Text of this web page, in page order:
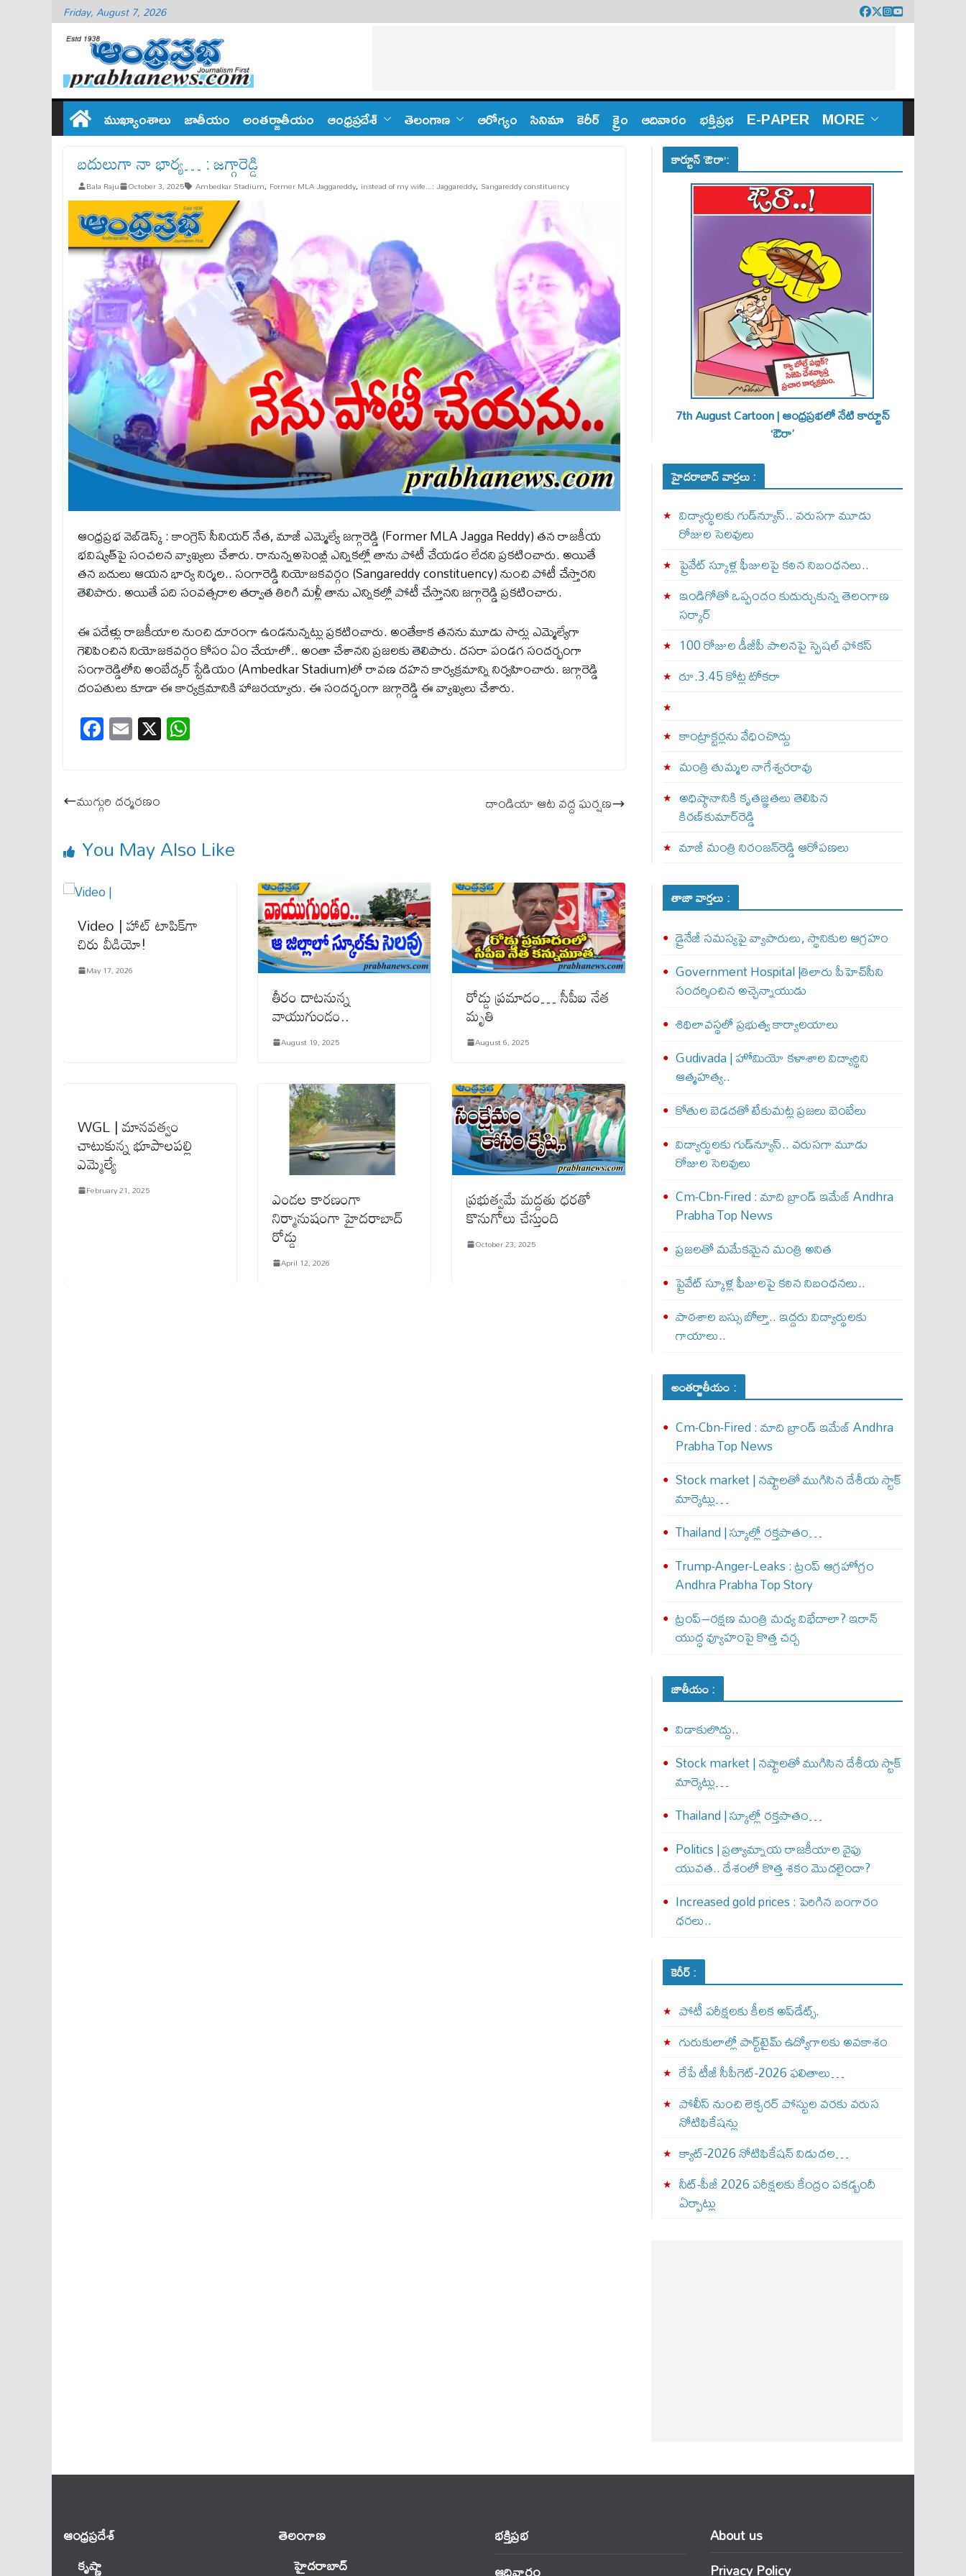
Friday, August 7, 2026
ముఖ్యాంశాలు జాతీయం అంతర్జాతీయం ఆంధ్ర‌ప్ర‌దేశ్ తెలంగాణ‌ ఆరోగ్యం సినిమా కెరీర్ క్రైం ఆదివారం భక్తిప్రభ E-PAPER MORE
బ‌దులుగా నా భార్య… : జ‌గ్గారెడ్డి
Bala Raju October 3, 2025 Ambedkar Stadium, Former MLA Jaggareddy, instead of my wife...: Jaggareddy, Sangareddy constituency
ఆంధ్ర‌ప్ర‌భ వెబ్‌డెస్క్ : కాంగ్రెస్ సీనియర్ నేత, మాజీ ఎమ్మెల్యే జగ్గారెడ్డి (Former MLA Jagga Reddy) త‌న రాజ‌కీయ
భ‌విష్య‌త్‌పై సంచలన వ్యాఖ్యలు చేశారు. రానున్నఅసెంబ్లీ ఎన్నికల్లో తాను పోటీ చేయడం లేదని ప్రకటించారు. అయితే
త‌న బదులు ఆయన భార్య నిర్మల.. సంగారెడ్డి నియోజ‌క‌వ‌ర్గం (Sangareddy constituency) నుంచి పోటీ చేస్తారని
తెలిపారు. అయితే పది సంవత్సరాల తర్వాత తిరిగి మళ్లీ తాను ఎన్నికల్లో పోటీ చేస్తానని జగ్గారెడ్డి ప్రకటించారు.
ఈ పదేళ్లు రాజకీయాల నుంచి దూరంగా ఉండనున్నట్లు ప్రకటించారు. అంతేకాక తనను మూడు సార్లు ఎమ్మెల్యేగా
గెలిపించిన నియోజకవర్గం కోసం ఏం చేయాలో.. అంతా చేశానని ప్రజలకు తెలిపారు. దసరా పండగ సందర్భంగా
సంగారెడ్డిలోని అంబేద్కర్ స్టేడియం (Ambedkar Stadium)లో రావ‌ణ‌ దహన కార్యక్రమాన్ని నిర్వహించారు. జగ్గారెడ్డి
దంపతులు కూడా ఈ కార్యక్రమానికి హాజరయ్యారు. ఈ సందర్భంగా జగ్గారెడ్డి ఈ వ్యాఖ్య‌లు చేశారు.
Fa
ce
ok
E
m
X
ముగ్గురి ద‌ర్మ‌ర‌ణం దాండియా ఆట వద్ద ఘ‌ర్ష‌ణ‌
You May Also Like
Video | హాట్ టాపిక్‌గా
చిరు వీడియో!
May 17, 2026
తీరం దాటనున్న
వాయుగుండం..
August 19, 2025
రోడ్డు ప్రమాదం… సీపీఐ నేత
మృతి
August 6, 2025
WGL | మానవత్వం
చాటుకున్న భూపాలపల్లి
ఎమ్మెల్యే
February 21, 2025 ఎండల కారణంగా
నిర్మానుషంగా హైదరాబాద్
రోడ్డు
April 12, 2026
ప్రభుత్వమే మద్దతు ధరతో
కొనుగోలు చేస్తుంది
October 23, 2025
కార్టూన్ ‘ఔరా’:
7th August Cartoon | ఆంధ్రప్రభలో నేటి కార్టూన్
‘ఔరా’
హైదరాబాద్ వార్తలు :
విద్యార్థులకు గుడ్‌న్యూస్.. వరుసగా మూడు
రోజుల సెలవులు
ప్రైవేట్ స్కూళ్ల ఫీజులపై కఠిన నిబంధనలు..
ఇండిగోతో ఒప్పందం కుదుర్చుకున్న తెలంగాణ
స‌ర్కార్
100 రోజుల డీజీపీ పాలనపై స్పెషల్ ఫోకస్
రూ.3.45 కోట్ల టోకరా
కాంట్రాక్టర్లను వేధించొద్దు
మంత్రి తుమ్మల నాగేశ్వరరావు
అధిష్ఠానానికి కృతజ్ఞతలు తెలిపిన
కిరణ్‌కుమార్‌రెడ్డి
మాజీ మంత్రి నిరంజన్‌రెడ్డి ఆరోపణలు
తాజా వార్తలు :
డ్రైనేజీ సమస్యపై వ్యాపారులు, స్థానికుల ఆగ్రహం
Government Hospital |తిలారు పీహెచ్‌సీని
సందర్శించిన అచ్చెన్నాయుడు
శిథిలావస్థలో ప్రభుత్వ కార్యాలయాలు
Gudivada | హోమియో కళాశాల విద్యార్థిని
ఆత్మహత్య..
కోతుల బెడదతో టేకుమట్ల ప్రజలు బెంబేలు
విద్యార్థులకు గుడ్‌న్యూస్.. వరుసగా మూడు
రోజుల సెలవులు
Cm-Cbn-Fired : మాది బ్రాండ్ ఇమేజ్ Andhra
Prabha Top News
ప్రజలతో మమేకమైన మంత్రి అనిత
ప్రైవేట్ స్కూళ్ల ఫీజులపై కఠిన నిబంధనలు..
పాఠశాల బస్సు బోల్తా.. ఇద్దరు విద్యార్థులకు
గాయాలు..
అంతర్జాతీయం :
Cm-Cbn-Fired : మాది బ్రాండ్ ఇమేజ్ Andhra
Prabha Top News
Stock market | నష్టాలతో ముగిసిన దేశీయ స్టాక్
మార్కెట్లు…
Thailand | స్కూల్లో రక్తపాతం…
Trump-Anger-Leaks : ట్రంప్ ఆగ్ర‌హోగ్రం
Andhra Prabha Top Story
ట్రంప్–రక్షణ మంత్రి మధ్య విభేదాలా? ఇరాన్
యుద్ధ వ్యూహంపై కొత్త చర్చ
జాతీయం :
విడాకులొద్దు..
Stock market | నష్టాలతో ముగిసిన దేశీయ స్టాక్
మార్కెట్లు…
Thailand | స్కూల్లో రక్తపాతం…
Politics | ప్రత్యామ్నాయ రాజకీయాల వైపు
యువత.. దేశంలో కొత్త శకం మొదలైందా?
Increased gold prices : పెరిగిన బంగారం
ధరలు..
కెరీర్ :
పోటీ పరీక్షలకు కీలక అప్‌డేట్స్.
గురుకులాల్లో పార్ట్‌టైమ్ ఉద్యోగాలకు అవకాశం
రేపే టీజీ సీపీగెట్‌-2026 ఫలితాలు…
పోలీస్ నుంచి లెక్చరర్ పోస్టుల వరకు వరుస
నోటిఫికేషన్లు
క్యాట్-2026 నోటిఫికేషన్ విడుదల…
నీట్-పీజీ 2026 పరీక్షలకు కేంద్రం పకడ్బందీ
ఏర్పాట్లు
ఆంధ్ర‌ప్ర‌దేశ్
కృష్ణా
తెలంగాణ‌
హైదరాబాద్
భక్తిప్రభ
About us
Privacy Policy